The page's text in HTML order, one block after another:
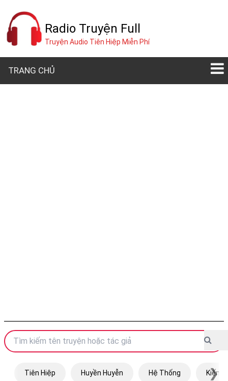
Radio Truyện Full
Truyện Audio Tiên Hiệp Miễn Phí
TRANG CHỦ
Tiên Hiệp Huyền Huyễn Hệ Thống Kiếm
❯